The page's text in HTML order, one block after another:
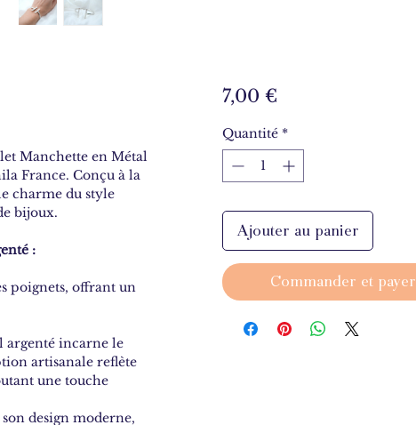
Manchette en Métal
France. Conçu à la
charme du style
bijoux.
:
poignets, offrant un
argenté incarne le
artisanale reflète
une touche
design moderne,
7,00 €Prix
Quantité *
Ajouter au panier
Commander et payer